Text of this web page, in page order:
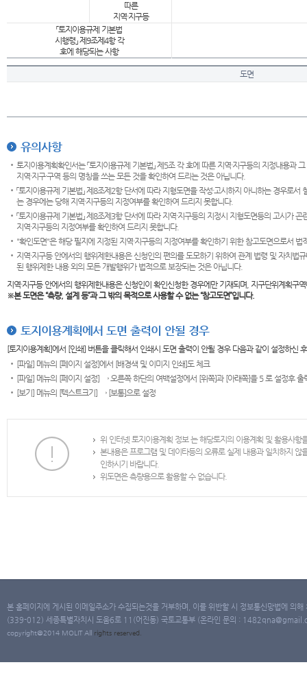
따른
지역·지구등
「토지이용규제 기본법
시행령」 제9조제4항 각
호에 해당되는 사항
도면
유의사항
토지이용계획확인서는 「토지이용규제 기본법」 제5조 각 호에 따른 지역·지구등의 지정내용
지역·지구·구역 등의 명칭을 쓰는 모든 것을 확인하여 드리는 것은 아닙니다.
「토지이용규제 기본법」 제8조제2항 단서에 따라 지형도면을 작성·고시하지 아니하는 경우로
는 경우에는 당해 지역·지구등의 지정여부를 확인하여 드리지 못합니다.
「토지이용규제 기본법」 제8조제3항 단서에 따라 지역·지구등의 지정시 지형도면등의 고시가
지역·지구등의 지정여부를 확인하여 드리지 못합니다.
"확인도면"은 해당 필지에 지정된 지역·지구등의 지정여부를 확인하기 위한 참고도면으로서
지역·지구등 안에서의 행위제한내용은 신청인의 편의를 도모하기 위하여 관계 법령 및 자치
된 행위제한 내용 외의 모든 개발행위가 법적으로 보장되는 것은 아닙니다.
지역·지구등 안에서의 행위제한내용은 신청인이 확인신청한 경우에만 기재되며, 지구단위계획
※본 도면은“측량, 설계 등”과 그 밖의 목적으로 사용할 수 없는 “참고도면”입니다.
토지이용계획에서 도면 출력이 안될 경우
[토지이용계획]에서 [인쇄] 버튼을 클릭해서 인쇄시 도면 출력이 안될 경우 다음과 같이 설정하신
[파일] 메뉴의 [페이지 설정]에서 [배경색 및 이미지 인쇄]도 체크
[파일] 메뉴의 [페이지 설정] → 오른쪽 하단의 여백설정에서 [위쪽]과 [아래쪽]을 5 로 설정후 출
[보기] 메뉴의 [텍스트크기] → [보통]으로 설정
위 인터넷 토지이용계획 정보 는 해당토지의 이용계획 및 활용사
본내용은 프로그램 및 데이타등의 오류로 실제 내용과 일치하지
인하시기 바랍니다.
위도면은 측량용으로 활용할 수 없습니다.
본 홈페이지에 게시된 이메일주소가 수집되는것을 거부하며, 이를 위반할 시 정보통신망법에 의
(339-012) 세종특별자치시 도움6로 11(어진동) 국토교통부 (온라인 문의 :
copyright@2014 MOLIT All rights reserved.